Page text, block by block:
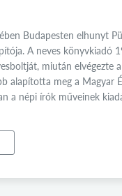
Budapesten elhunyt
A neves könyvkiadó
miután elvégezte
alapította meg a Magyar
a népi írók műveinek